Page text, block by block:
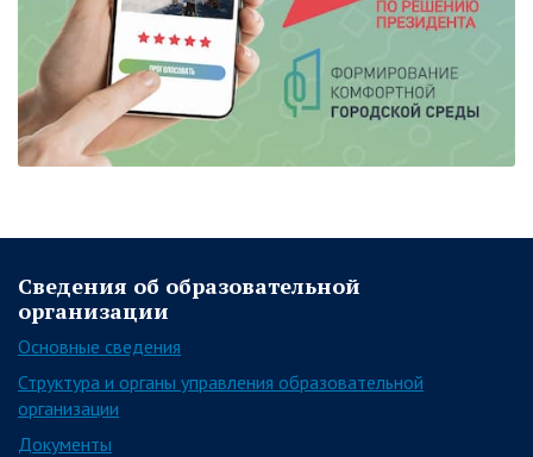
Сведения об образовательной
организации
Основные сведения
Структура и органы управления образовательной
организации
Документы